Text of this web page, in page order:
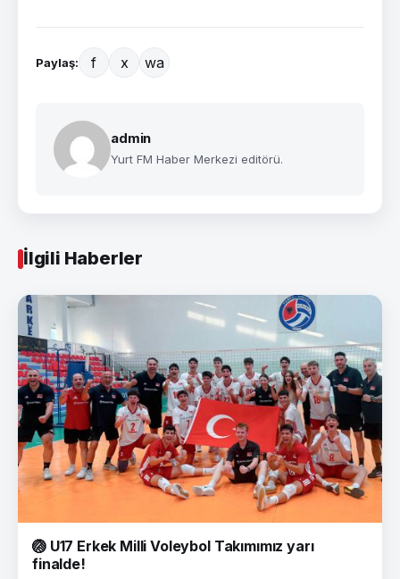
Paylaş: f x wa
admin
Yurt FM Haber Merkezi editörü.
İlgili Haberler
🏐 U17 Erkek Milli Voleybol Takımımız yarı
finalde!